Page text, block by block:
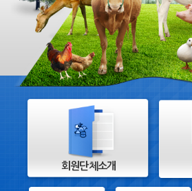
회원단체소개